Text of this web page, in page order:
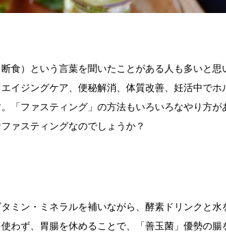
食）という言葉を聞いたことがある人も多いと思
イジングケア、便秘解消、体質改善、妊活中でホ
「ファスティング」の方法もいろいろなやり方が
ァスティングなのでしょうか？
ミン・ミネラルを補いながら、酵素ドリンクと水
わず、胃腸を休めることで、「善玉菌」優勢の腸